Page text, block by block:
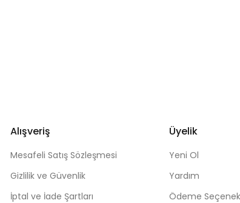
Alışveriş
Mesafeli Satış Sözleşmesi
Gizlilik ve Güvenlik
İptal ve İade Şartları
Üyelik
Yeni Ol
Yardım
Ödeme